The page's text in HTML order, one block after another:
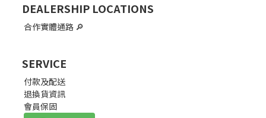
DEALERSHIP LOCATIONS
合作實體通路 🔎
SERVICE
付款及配送
退換貨資訊
會員保固